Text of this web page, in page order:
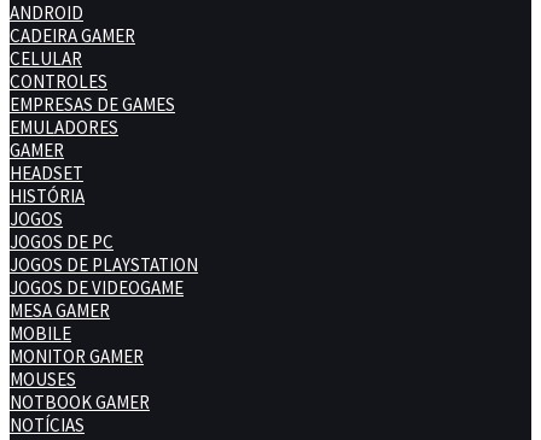
ANDROID
CADEIRA GAMER
CELULAR
CONTROLES
EMPRESAS DE GAMES
EMULADORES
GAMER
HEADSET
HISTÓRIA
JOGOS
JOGOS DE PC
JOGOS DE PLAYSTATION
JOGOS DE VIDEOGAME
MESA GAMER
MOBILE
MONITOR GAMER
MOUSES
NOTBOOK GAMER
NOTÍCIAS